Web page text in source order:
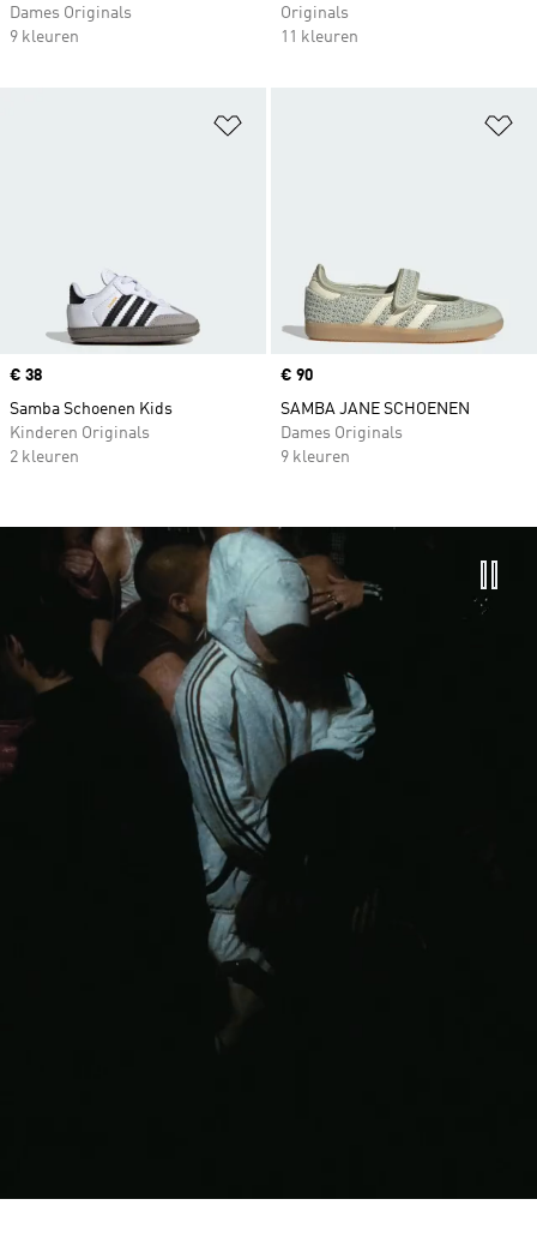
Dames Originals
9 kleuren
Originals
11 kleuren
Price
€ 38
Samba Schoenen Kids
Kinderen Originals
2 kleuren
Price
€ 90
SAMBA JANE SCHOENEN
Dames Originals
9 kleuren